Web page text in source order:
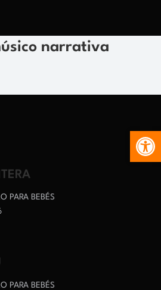
narrativa
PARA BEBÉS
PARA BEBÉS